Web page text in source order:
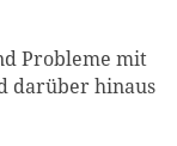
Probleme mit
darüber hinaus